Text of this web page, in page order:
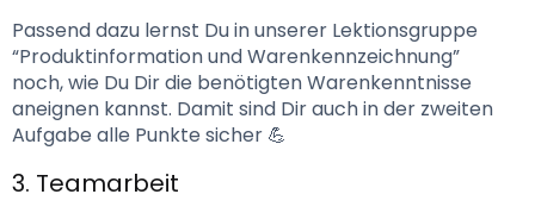
Passend dazu lernst Du in unserer Lektionsgruppe
“Produktinformation und Warenkennzeichnung”
noch, wie Du Dir die benötigten Warenkenntnisse
aneignen kannst. Damit sind Dir auch in der zweiten
Aufgabe alle Punkte sicher 💪
3. Teamarbeit